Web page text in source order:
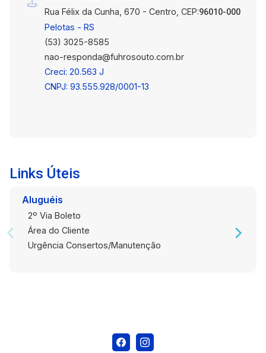
Rua Félix da Cunha, 670 - Centro, CEP:96010-000
Pelotas - RS
(53) 3025-8585
nao-responda@fuhrosouto.com.br
Creci: 20.563 J
CNPJ: 93.555.928/0001-13
Links Úteis
Aluguéis
2º Via Boleto
Área do Cliente
Urgência Consertos/Manutenção